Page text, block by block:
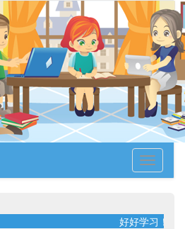
Toggle
好好学习！天